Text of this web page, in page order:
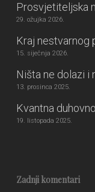
Prosvjetiteljska
29. ožujka 2026.
Kraj nestvarnog
15. siječnja 2026.
Ništa ne dolazi i
13. prosinca 2025.
Kvantna
19. listopada 2025.
Zadnji komentari